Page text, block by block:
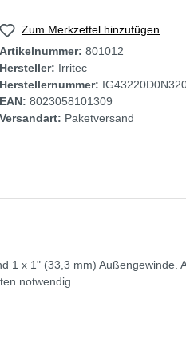
Zum Merkzettel hinzufügen
Artikelnummer: 801012
Hersteller: Irritec
Herstellernummer:
EAN: 8023058101309
Versandart: Paketversand
1 x 1" (33,3 mm) Außengewinde.
notwendig.